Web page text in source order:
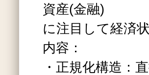
資産(金融)
に注目して経済
内容：
・正規化構造：